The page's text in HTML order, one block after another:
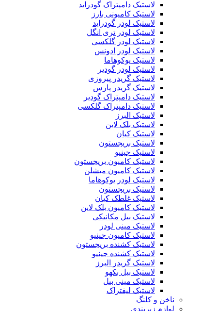
لاستیک دامپتراک گودراید
لاستیک کامیونی بارز
لاستیک لودر گودراید
لاستیک لودر تری انگل
لاستیک لودر گلکسی
لاستیک لودر ادونس
لاستیک یوکوهاما
لاستیک لودر گودیر
لاستیک گریدر پیروزی
لاستیک گریدر پارس
لاستیک دامپتراک گودیر
لاستیک دامپتراک گلکسی
لاستیک البرز
لاستیک بلک لاین
لاستیک کیان
لاستیک بریجستون
لاستیک جینیو
لاستیک کامیون بریجستون
لاستیک کامیون میشلن
لاستیک لودر یوکوهاما
لاستیک بریجستون
لاستیک غلطک کیان
لاستیک کامیون بلک لاین
لاستیک بیل مکانیکی
لاستیک مینی لودر
لاستیک کامیون جینیو
لاستیک کشنده بریجستون
لاستیک کشنده جینیو
لاستیک گریدر البرز
لاستیک بیل بکهو
لاستیک مینی بیل
لاستیک لیفتراک
ناخن و کلنگ
لوازم زیربندی